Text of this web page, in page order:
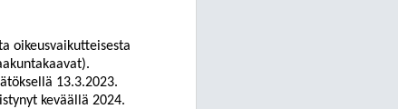
oikeusvaikutteisesta
13.3.2023.
keväällä 2024.